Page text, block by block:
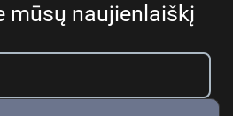
mūsų naujienlaiškį